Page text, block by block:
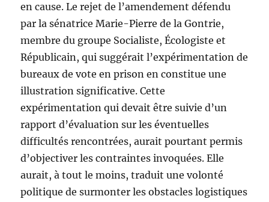
en cause. Le rejet de l’amendement défendu
par la sénatrice Marie-Pierre de la Gontrie,
membre du groupe Socialiste, Écologiste et
Républicain, qui suggérait l’expérimentation de
bureaux de vote en prison en constitue une
illustration significative. Cette
expérimentation qui devait être suivie d’un
rapport d’évaluation sur les éventuelles
difficultés rencontrées, aurait pourtant permis
d’objectiver les contraintes invoquées. Elle
aurait, à tout le moins, traduit une volonté
politique de surmonter les obstacles logistiques